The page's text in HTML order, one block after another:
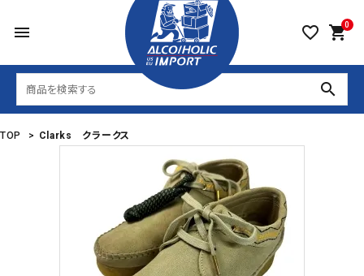
menu favorite_border 0
shopping_cart
search
TOP > Clarks クラークス